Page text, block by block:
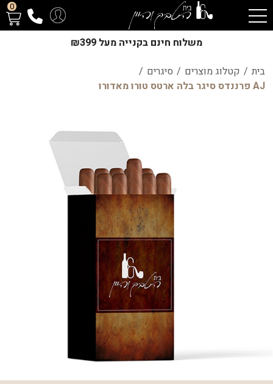
0
משלוח חינם בקנייה מעל ₪399
בית / קטלוג מוצרים / סיגרים /
AJ פרננדס סיגר בלה ארטס טורו מאדורו